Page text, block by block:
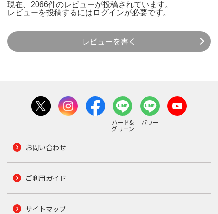
現在、2066件のレビューが投稿されています。
レビューを投稿するには ログインが必要です。
レビューを書く
ハード&
グリーン
パワー
お問い合わせ
ご利用ガイド
サイトマップ